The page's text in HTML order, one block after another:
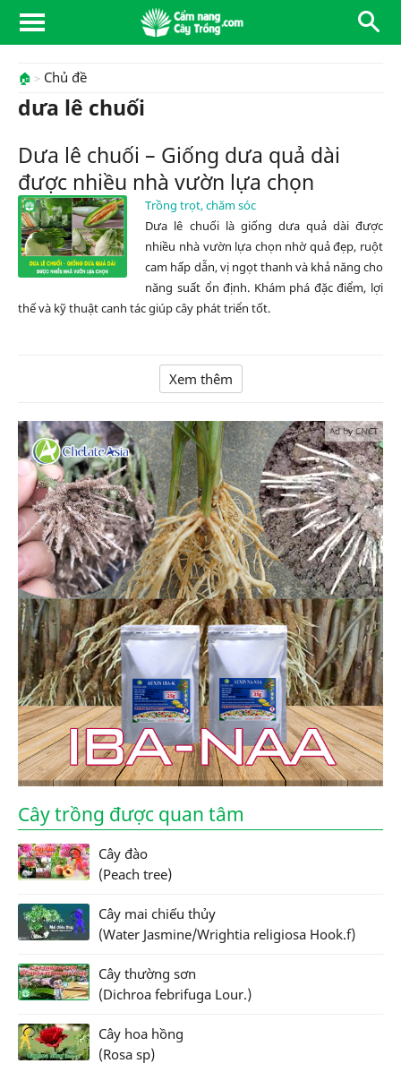
🏠 Chủ đề
dưa lê chuối
Dưa lê chuối – Giống dưa quả dài
được nhiều nhà vườn lựa chọn
Trồng trọt, chăm sóc
Dưa lê chuối là giống dưa quả dài được
nhiều nhà vườn lựa chọn nhờ quả đẹp, ruột
cam hấp dẫn, vị ngọt thanh và khả năng cho
năng suất ổn định. Khám phá đặc điểm, lợi
thế và kỹ thuật canh tác giúp cây phát triển tốt.
Xem thêm
Ad by CNCT
Cây trồng được quan tâm
Cây đào
(Peach tree)
Cây mai chiếu thủy
(Water Jasmine/Wrightia religiosa Hook.f)
Cây thường sơn
(Dichroa febrifuga Lour.)
Cây hoa hồng
(Rosa sp)